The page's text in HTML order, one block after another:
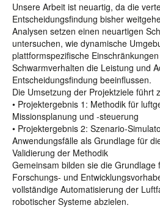
Unsere Arbeit ist neuartig, da die
Entscheidungsfindung bisher
Analysen setzen einen neuartigen
untersuchen, wie dynamische
plattformspezifische
Schwarmverhalten die Leistung und
Entscheidungsfindung beeinflussen.
Die Umsetzung der Projektziele führt
• Projektergebnis 1: Methodik für
Missionsplanung und -steuerung
• Projektergebnis 2: Szenario-
Anwendungsfälle als Grundlage für
Validierung der Methodik
Gemeinsam bilden sie die Grundlage
Forschungs- und
vollständige Automatisierung der
robotischer Systeme abzielen.